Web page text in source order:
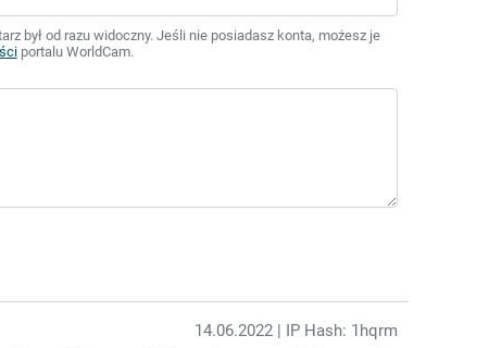
był od razu widoczny. Jeśli nie posiadasz konta, możesz je
portalu WorldCam.
14.06.2022 | IP Hash: 1hqrm